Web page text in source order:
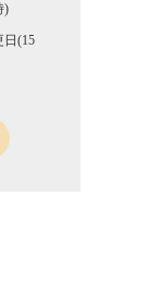
)
日(15